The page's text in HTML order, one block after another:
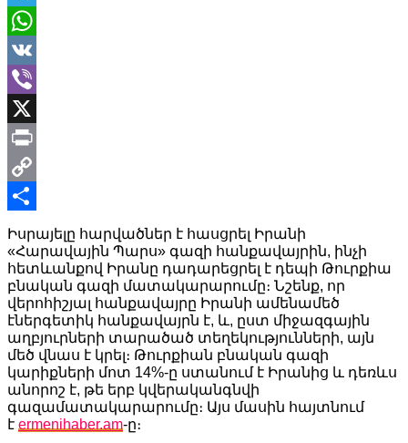
Telegram
WhatsApp
VK
Viber
X
Print
Copy
Link
Share
Իսրայելը հարվածներ է հասցրել Իրանի
«Հարավային Պարս» գազի հանքավայրին, ինչի
հետևանքով Իրանը դադարեցրել է դեպի Թուրքիա
բնական գազի մատակարարումը։ Նշենք, որ
վերոհիշյալ հանքավայրը Իրանի ամենամեծ
էներգետիկ հանքավայրն է, և, ըստ միջազգային
աղբյուրների տարածած տեղեկությունների, այն
մեծ վնաս է կրել։ Թուրքիան բնական գազի
կարիքների մոտ 14%-ը ստանում է Իրանից և դեռևս
անորոշ է, թե երբ կվերականգնվի
գազամատակարարումը։ Այս մասին հայտնում
է ermenihaber.am-ը։